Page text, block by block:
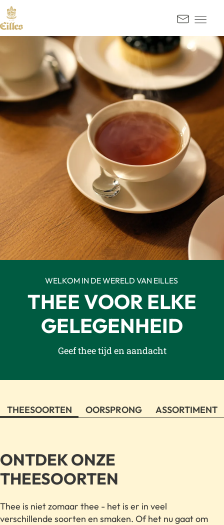
WELKOM IN DE WERELD VAN EILLES
THEE VOOR ELKE
GELEGENHEID
Geef thee tijd en aandacht
THEESOORTEN OORSPRONG ASSORTIMENT
ONTDEK ONZE
THEESOORTEN
Thee is niet zomaar thee - het is er in veel
verschillende soorten en smaken. Of het nu gaat om